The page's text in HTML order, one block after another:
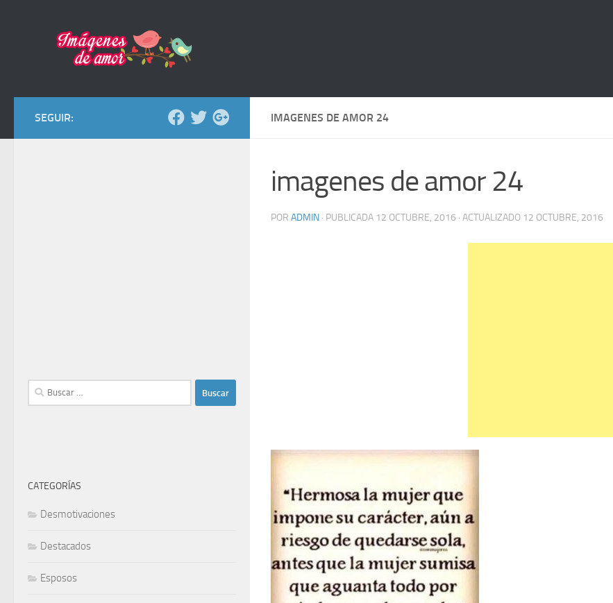
IMAGENES DE AMOR 24
imagenes de amor 24
POR ADMIN · PUBLICADA 12 OCTUBRE, 2016 · ACTUALIZADO 12 OCTUBRE, 2016
SEGUIR:
Buscar:
CATEGORÍAS
Desmotivaciones
Destacados
Esposos